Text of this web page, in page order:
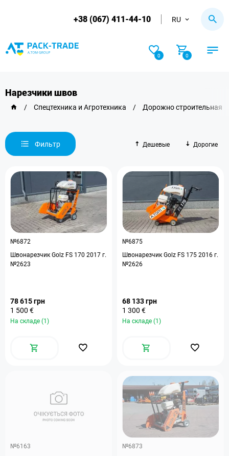
+38 (067) 411-44-10 RU
0 0
Нарезчики швов
/ Спецтехника и Агротехника / Дорожно строительная
Фильтр Дешевые Дорогие
№6872
Швонарезчик Golz FS 170 2017 г.
№2623
78 615 грн
1 500 €
На складе (1)
№6875
Швонарезчик Golz FS 175 2016 г.
№2626
68 133 грн
1 300 €
На складе (1)
№6163
№6873